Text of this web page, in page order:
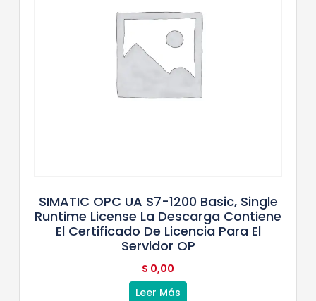
SIMATIC OPC UA S7-1200 Basic, Single
Runtime License La Descarga Contiene
El Certificado De Licencia Para El
Servidor OP
$ 0,00
Leer Más